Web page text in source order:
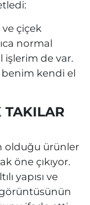
ve çiçek
normal
işlerim de var.
kendi el
TAKILAR
olduğu ürünler
öne çıkıyor.
yapısı ve